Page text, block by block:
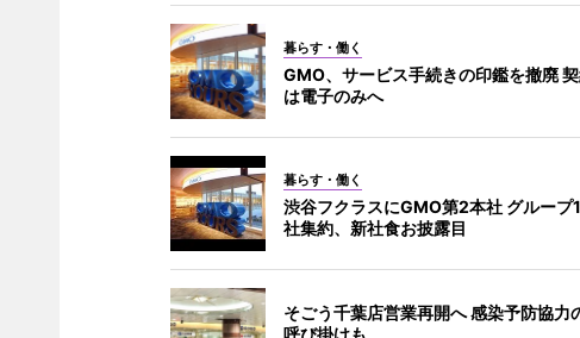
暮らす・働く
GMO、サービス手続きの印鑑を撤廃
は電子のみへ
暮らす・働く
渋谷フクラスにGMO第2本社 グループ
社集約、新社食お披露目
そごう千葉店営業再開へ 感染予防協力
呼び掛けも